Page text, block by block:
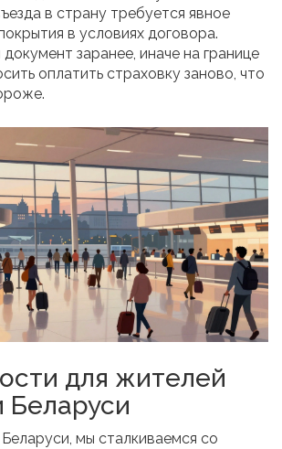
в страну требуется явное
в условиях договора.
заранее, иначе на границе
оплатить страховку заново, что
для жителей
Беларуси
мы сталкиваемся со